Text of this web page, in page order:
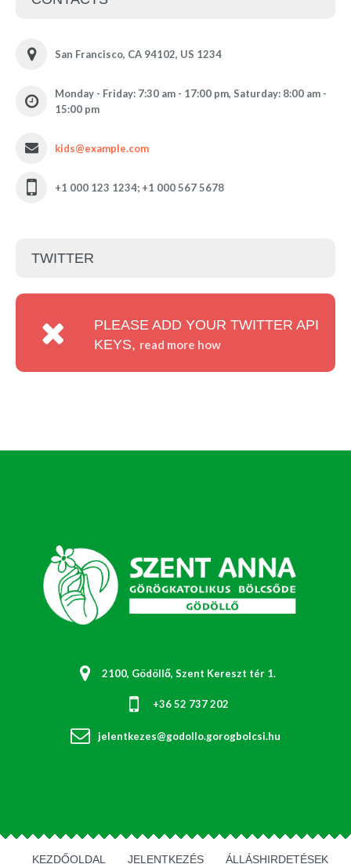
San Francisco, CA 94102, US 1234
Monday - Friday: 7:30 am - 17:00 pm, Saturday: 8:00 am -
15:00 pm
kids@example.com
+1 000 123 1234; +1 000 567 5678
TWITTER
PLEASE ADD YOUR TWITTER API
KEYS, read more how
2100, Gödöllő, Szent Kereszt tér 1.
+36 52 737 202
jelentkezes@godollo.gorogbolcsi.hu
KEZDŐOLDAL JELENTKEZÉS ÁLLÁSHIRDETÉSEK